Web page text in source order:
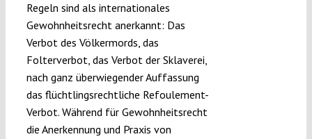
Regeln sind als internationales
Gewohnheitsrecht anerkannt: Das
Verbot des Völkermords, das
Folterverbot, das Verbot der Sklaverei,
nach ganz überwiegender Auffassung
das flüchtlingsrechtliche Refoulement-
Verbot. Während für Gewohnheitsrecht
die Anerkennung und Praxis von